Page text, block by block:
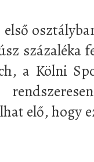
százaléka
a Kölni
elő, hogy